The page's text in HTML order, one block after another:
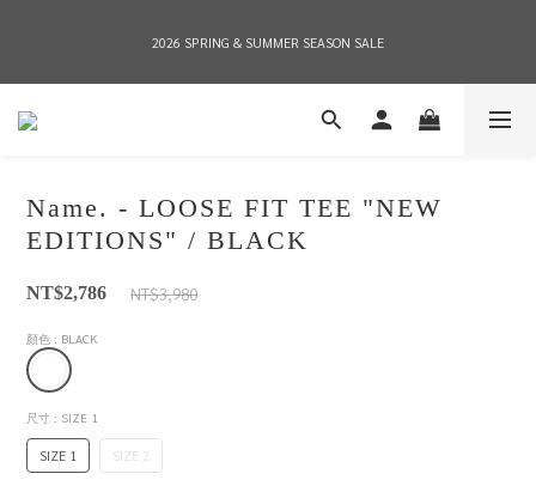
2026 SPRING & SUMMER SEASON SALE
2026 SPRING & SUMMER SEASON SALE
全店消費滿NT$8,000 享有7-11店到店免運費，NT$10,000店到店與宅配到府免運費
2026 SPRING & SUMMER SEASON SALE
Name. - LOOSE FIT TEE "NEW
EDITIONS" / BLACK
NT$2,786 NT$3,980
顏色 : BLACK
尺寸 : SIZE 1
SIZE 1 SIZE 2